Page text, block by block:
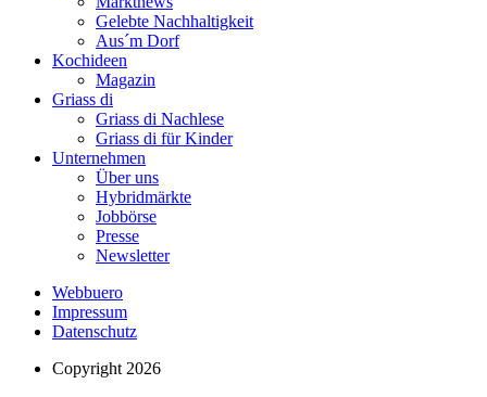
Gelebte Nachhaltigkeit
Aus´m Dorf
Kochideen
Magazin
Griass di
Griass di Nachlese
Griass di für Kinder
Unternehmen
Über uns
Hybridmärkte
Jobbörse
Presse
Newsletter
Webbuero
Impressum
Datenschutz
Copyright 2026